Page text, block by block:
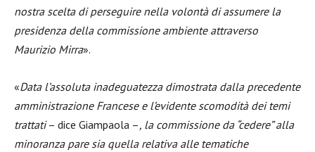
nostra scelta di perseguire nella volontà di assumere la
presidenza della commissione ambiente attraverso
Maurizio Mirra».
«Data l’assoluta inadeguatezza dimostrata dalla precedente
amministrazione Francese e l’evidente scomodità dei temi
trattati– dice Giampaola –, la commissione da “cedere” alla
minoranza pare sia quella relativa alle tematiche